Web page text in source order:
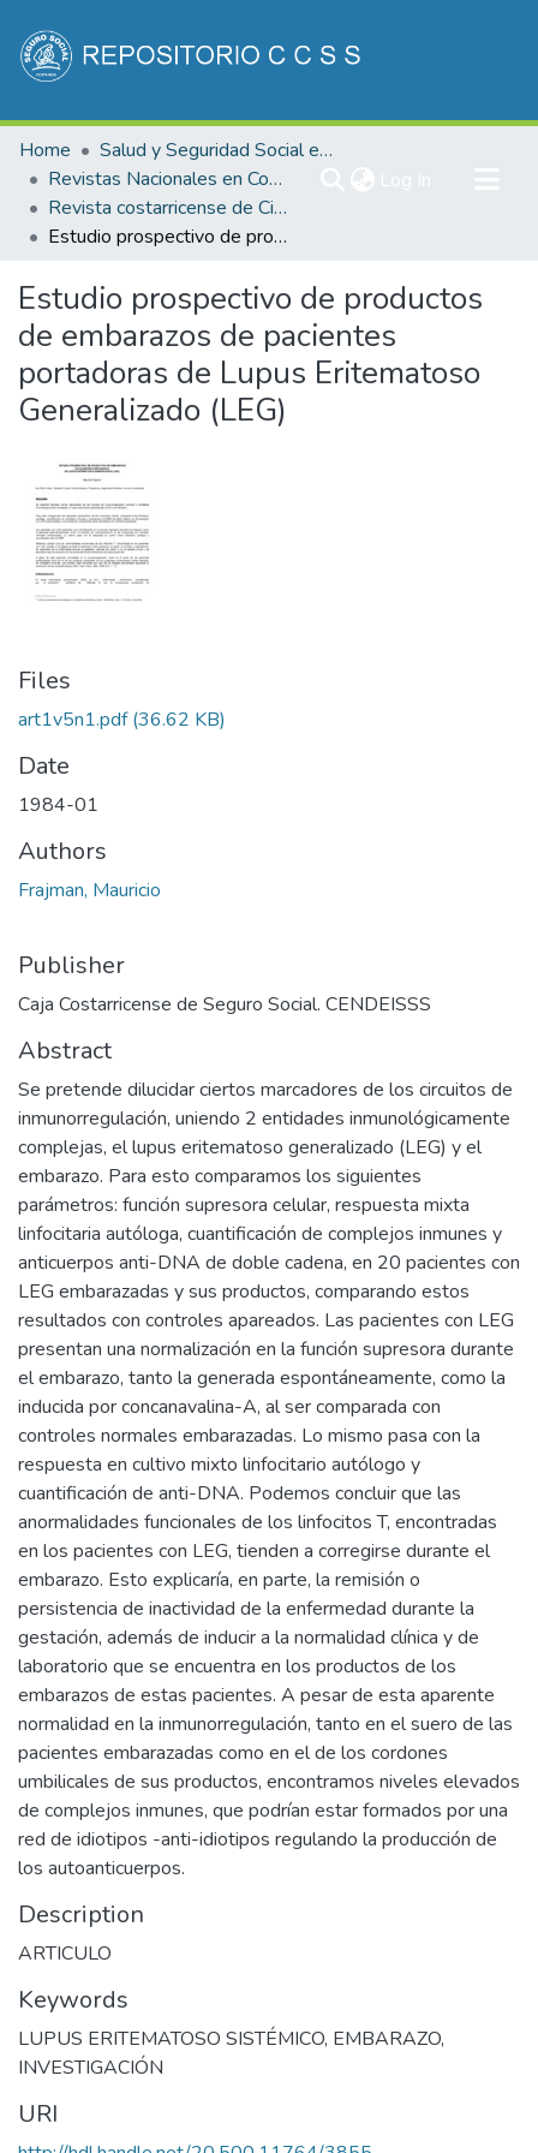
Communities & Collections
All of DSpace
Statistics
Home
Salud y Seguridad Social en Costa Rica
Revistas Nacionales en Costa Rica
Revista costarricense de Ciencias Médicas
Estudio prospectivo de productos de embarazos de pacientes portadoras de Lupus Eritematoso Generalizado (LEG)
Estudio prospectivo de productos
de embarazos de pacientes
portadoras de Lupus Eritematoso
Generalizado (LEG)
Files
art1v5n1.pdf(36.62 KB)
Date
1984-01
Authors
Frajman, Mauricio
Publisher
Caja Costarricense de Seguro Social. CENDEISSS
Abstract
Se pretende dilucidar ciertos marcadores de los circuitos de
inmunorregulación, uniendo 2 entidades inmunológicamente
complejas, el lupus eritematoso generalizado (LEG) y el
embarazo. Para esto comparamos los siguientes
parámetros: función supresora celular, respuesta mixta
linfocitaria autóloga, cuantificación de complejos inmunes y
anticuerpos anti-DNA de doble cadena, en 20 pacientes con
LEG embarazadas y sus productos, comparando estos
resultados con controles apareados. Las pacientes con LEG
presentan una normalización en la función supresora durante
el embarazo, tanto la generada espontáneamente, como la
inducida por concanavalina-A, al ser comparada con
controles normales embarazadas. Lo mismo pasa con la
respuesta en cultivo mixto linfocitario autólogo y
cuantificación de anti-DNA. Podemos concluir que las
anormalidades funcionales de los linfocitos T, encontradas
en los pacientes con LEG, tienden a corregirse durante el
embarazo. Esto explicaría, en parte, la remisión o
persistencia de inactividad de la enfermedad durante la
gestación, además de inducir a la normalidad clínica y de
laboratorio que se encuentra en los productos de los
embarazos de estas pacientes. A pesar de esta aparente
normalidad en la inmunorregulación, tanto en el suero de las
pacientes embarazadas como en el de los cordones
umbilicales de sus productos, encontramos niveles elevados
de complejos inmunes, que podrían estar formados por una
red de idiotipos -anti-idiotipos regulando la producción de
los autoanticuerpos.
Description
ARTICULO
Keywords
LUPUS ERITEMATOSO SISTÉMICO, EMBARAZO,
INVESTIGACIÓN
URI